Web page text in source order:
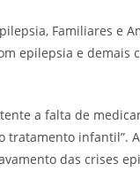
Familiares e
epilepsia e demais
a falta de
tratamento infantil”.
das crises